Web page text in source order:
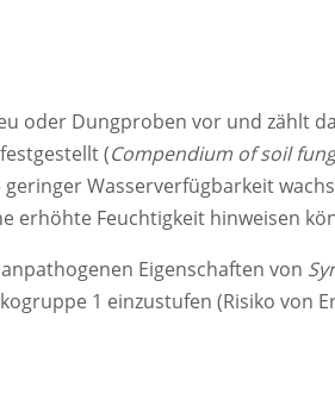
oder Dungproben vor und zählt
(Compendium of soil
Wasserverfügbarkeit
Feuchtigkeit hinweisen
Eigenschaften von
1 einzustufen (Risiko von